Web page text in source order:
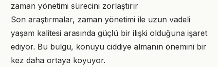
zaman yönetimi sürecini zorlaştırır
Son araştırmalar, zaman yönetimi ile uzun vadeli
yaşam kalitesi arasında güçlü bir ilişki olduğuna işaret
ediyor. Bu bulgu, konuyu ciddiye almanın önemini bir
kez daha ortaya koyuyor.